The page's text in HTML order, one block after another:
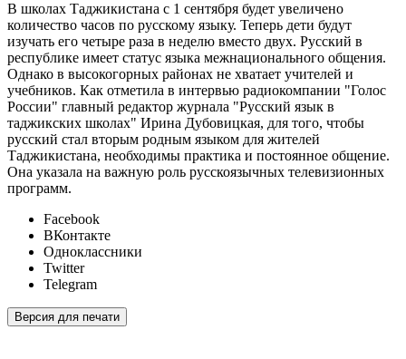
В школах Таджикистана с 1 сентября будет увеличено
количество часов по русскому языку. Теперь дети будут
изучать его четыре раза в неделю вместо двух. Русский в
республике имеет статус языка межнационального общения.
Однако в высокогорных районах не хватает учителей и
учебников. Как отметила в интервью радиокомпании "Голос
России" главный редактор журнала "Русский язык в
таджикских школах" Ирина Дубовицкая, для того, чтобы
русский стал вторым родным языком для жителей
Таджикистана, необходимы практика и постоянное общение.
Она указала на важную роль русскоязычных телевизионных
программ.
Facebook
ВКонтакте
Одноклассники
Twitter
Telegram
Версия для печати